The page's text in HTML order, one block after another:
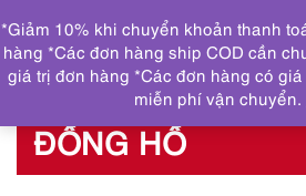
Trang chủ ĐỒNG HỒ
ĐỒNG HỒ
*Giảm 10% khi chuyển khoản thanh
hàng *Các đơn hàng ship COD cần
giá trị đơn hàng *Các đơn hàng có
miễn phí vận chuyển.